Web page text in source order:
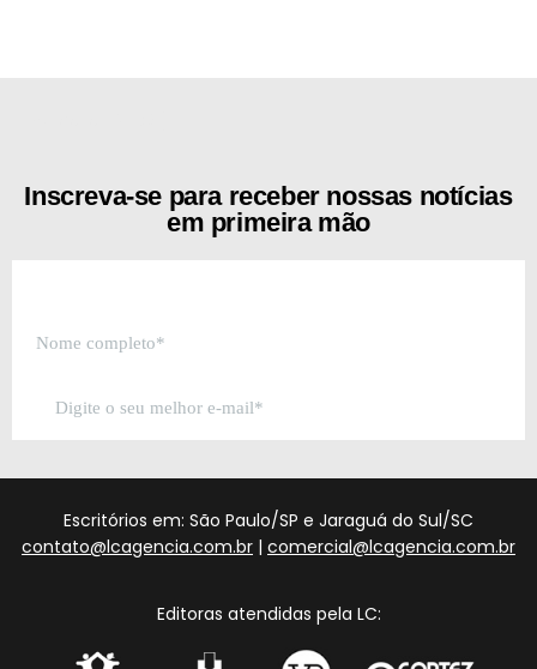
Inscreva-se para receber nossas notícias
em primeira mão
Escritórios em: São Paulo/SP e Jaraguá do Sul/SC
contato@lcagencia.com.br | comercial@lcagencia.com.br
Editoras atendidas pela LC: